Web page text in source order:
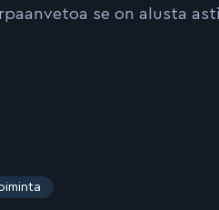
se on alusta